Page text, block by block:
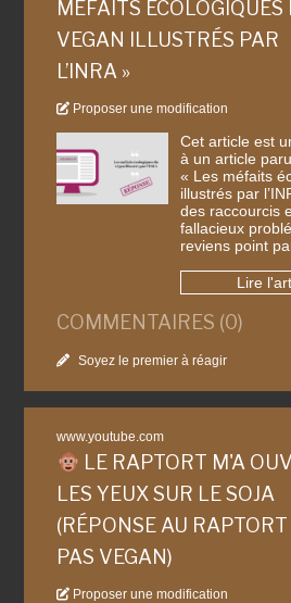
MÉFAITS ÉCOLOGIQUES
VEGAN ILLUSTRÉS PAR
L’INRA »
Proposer une modification
Cet article est
à un article
« Les méfaits
illustrés par
des raccourcis
fallacieux
reviens point
Lire
COMMENTAIRES (0)
Soyez le premier à réagir
www.youtube.com
LE RAPTORT M'A
LES YEUX SUR LE SOJA
(RÉPONSE AU
PAS VEGAN)
Proposer une modification